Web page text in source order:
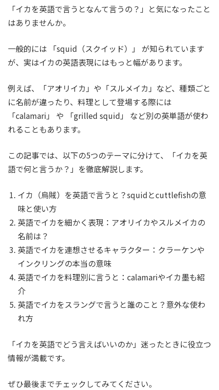
「イカを英語で言うとなんて言うの？」と気になったこと
はありませんか。
一般的には 「squid（スクイッド）」 が知られています
が、実はイカの英語表現にはもっと幅があります。
例えば、「アオリイカ」や「スルメイカ」など、種類ごと
に名前が違ったり、料理として登場する際には
「calamari」 や 「grilled squid」 など別の英単語が使わ
れることもあります。
この記事では、以下の5つのテーマに分けて、「イカを英
語で何と言うか？」を徹底解説します。
イカ（烏賊）を英語で言うと？squidとcuttlefishの意
味と使い方
英語でイカを細かく表現：アオリイカやスルメイカの
名前は？
英語でイカを連想させるキャラクター：クラーケンや
インクリングの本当の意味
英語でイカを料理別に言うと：calamariやイカ墨も紹
介
英語でイカをスラングで言うと誰のこと？意外な使わ
れ方
「イカを英語でどう言えばいいのか」迷ったときに役立つ
情報が満載です。
ぜひ最後までチェックしてみてください。